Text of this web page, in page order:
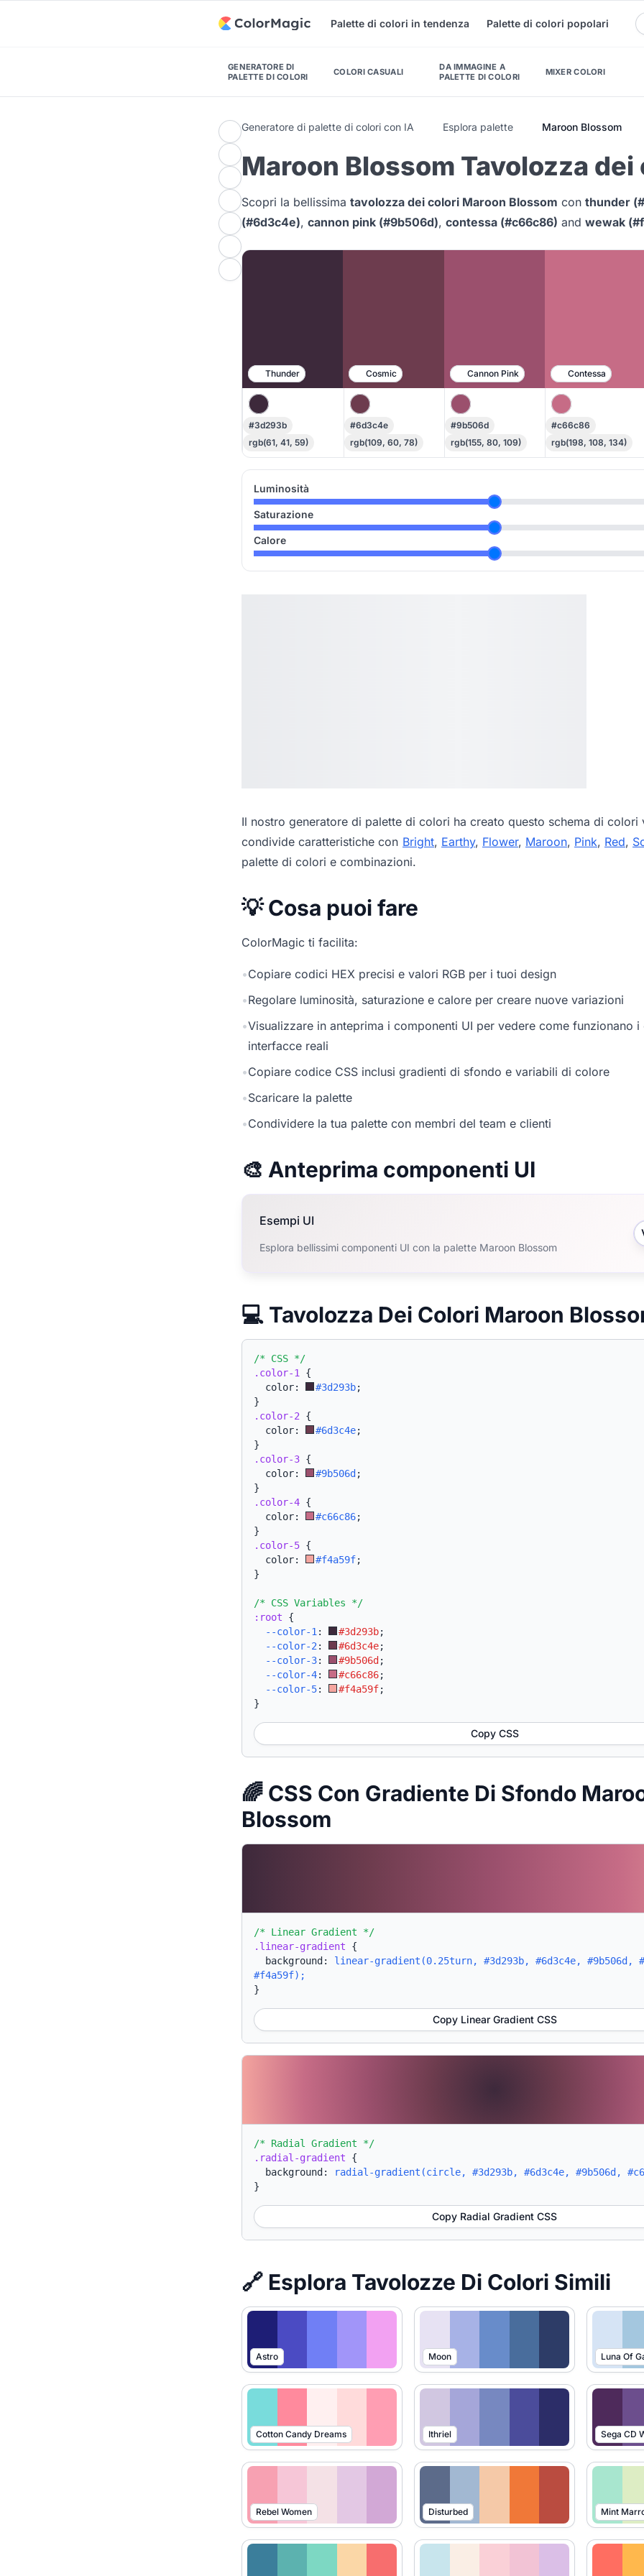
Palette di colori in tendenza Palette di colori popolari
GENERATORE DI
PALETTE DI COLORI
COLORI CASUALI
DA IMMAGINE A
PALETTE DI COLORI
MIXER COLORI
Generatore di palette di colori con IA Esplora palette Maroon Blossom
Maroon Blossom Tavolozza dei
Scopri la bellissima tavolozza dei colori Maroon Blossom con thunder
(#6d3c4e), cannon pink (#9b506d), contessa (#c66c86) and wewak
Thunder Cosmic Cannon Pink Contessa
#3d293b
rgb(61, 41, 59)
#6d3c4e
rgb(109, 60, 78)
#9b506d
rgb(155, 80, 109)
#c66c86
rgb(198, 108, 134)
Luminosità
Saturazione
Calore
Il nostro generatore di palette di colori ha creato questo schema di colori
condivide caratteristiche con Bright, Earthy, Flower, Maroon, Pink, Red,
palette di colori e combinazioni.
💡 Cosa puoi fare
ColorMagic ti facilita:
•Copiare codici HEX precisi e valori RGB per i tuoi design
•Regolare luminosità, saturazione e calore per creare nuove variazioni
•Visualizzare in anteprima i componenti UI per vedere come funzionano
interfacce reali
•Copiare codice CSS inclusi gradienti di sfondo e variabili di colore
•Scaricare la palette
•Condividere la tua palette con membri del team e clienti
🎨 Anteprima componenti UI
Esempi UI
Esplora bellissimi componenti UI con la palette Maroon Blossom
💻 Tavolozza Dei Colori Maroon
/* CSS */
.color-1
{
  color:
#3d293b;
}
.color-2 {
  color:
#6d3c4e;
}
.color-3 {
  color:
#9b506d ;
}
.color-4 {
  color:
#c66c86;
}
.color-5 {
  color:
#f4a59f;
}
/* CSS Variables */
:root {
--color-1 : #3d293b;
--color-2 : #6d3c4e;
--color-3: #9b506d ;
--color-4: #c66c86;
--color-5: #f4a59f;
}
Copy CSS
🌈 CSS Con Gradiente Di Sfondo
Blossom
/* Linear Gradient */
.linear-gradient {
background: linear-gradient(0.25turn, #3d293b, #6d3c4e, #9b506d,
#f4a59f);
}
Copy Linear Gradient CSS
/* Radial Gradient */
.radial-gradient {
background:
radial-gradient(circle, #3d293b, #6d3c4e, #9b506d,
}
Copy Radial Gradient CSS
🔗 Esplora Tavolozze Di Colori Simili
Astro Moon Luna Of
Cotton Candy Dreams Ithriel Sega CD
Rebel Women Disturbed Mint